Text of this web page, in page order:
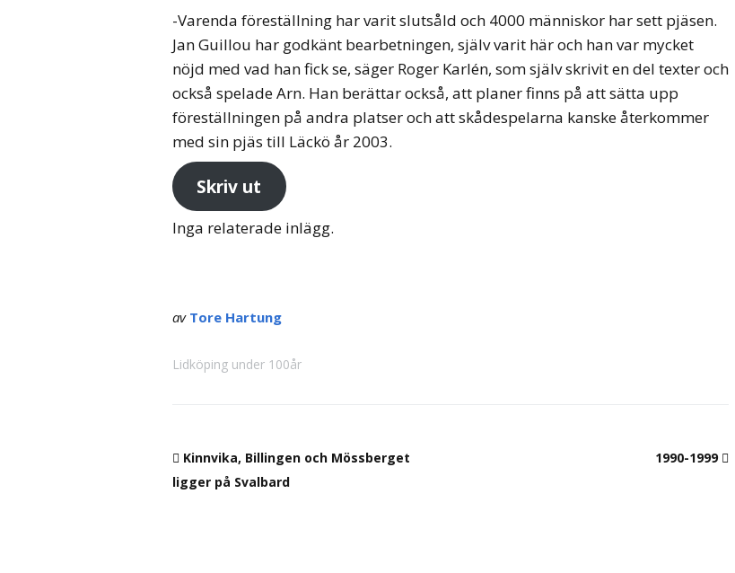
-Varenda föreställning har varit slutsåld och 4000 människor har sett pjäsen.
Jan Guillou har godkänt bearbetningen, själv varit här och han var mycket
nöjd med vad han fick se, säger Roger Karlén, som själv skrivit en del texter och
också spelade Arn. Han berättar också, att planer finns på att sätta upp
föreställningen på andra platser och att skådespelarna kanske återkommer
med sin pjäs till Läckö år 2003.
Skriv ut
Inga relaterade inlägg.
av Tore Hartung
Lidköping under 100år
Kinnvika, Billingen och Mössberget
ligger på Svalbard
1990-1999